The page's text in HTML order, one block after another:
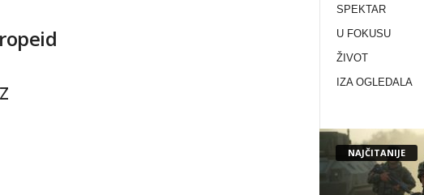
SPEKTAR
U FOKUSU
ŽIVOT
IZA OGLEDALA
NAJČITANIJE